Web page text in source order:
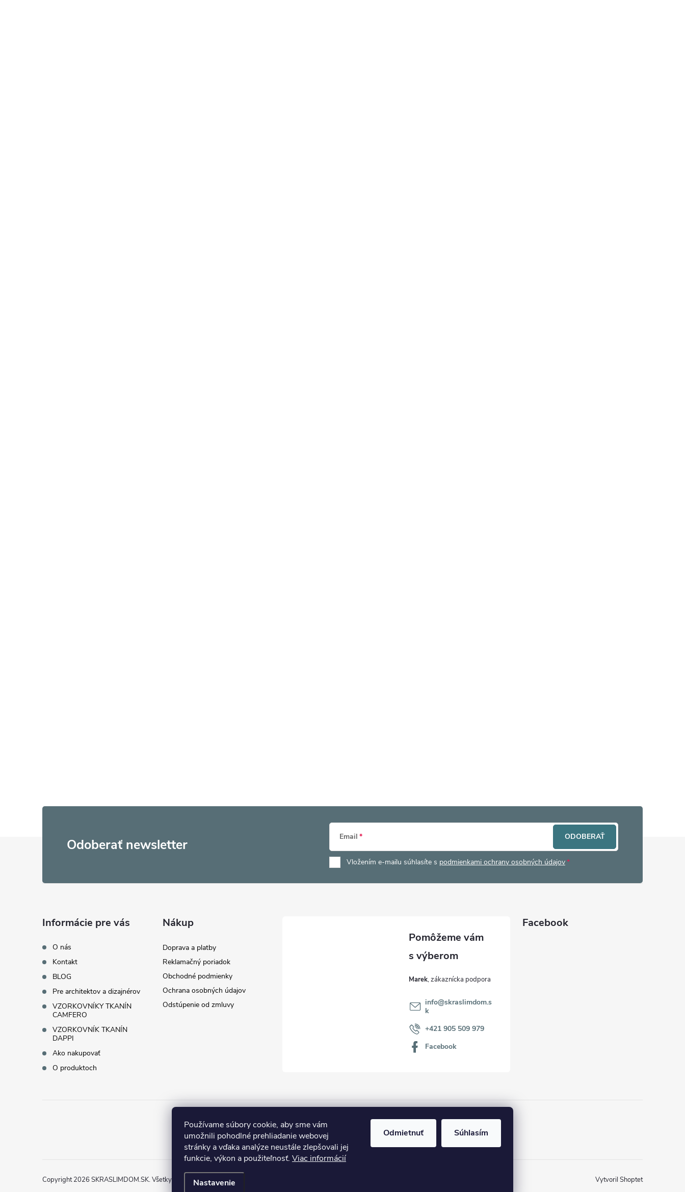
Používame súbory cookie, aby sme vám
umožnili pohodlné prehliadanie webovej
stránky a vďaka analýze neustále zlepšovali jej
funkcie, výkon a použiteľnosť. Viac informácií
Nastavenie
Odmietnuť Súhlasím
Odoberať newsletter Email
Vložením e-mailu súhlasíte s podmienkami ochrany osobných údajov
ODOBERAŤ
Informácie pre vás
O nás
Kontakt
BLOG
Pre architektov a dizajnérov
VZORKOVNÍKY TKANÍN
CAMFERO
VZORKOVNÍK TKANÍN
DAPPI
Ako nakupovať
O produktoch
Nákup
Doprava a platby
Reklamačný poriadok
Obchodné podmienky
Ochrana osobných údajov
Odstúpenie od zmluvy
Marek
info@skraslimdom.s
k
+421 905 509 979
Facebook
Facebook
Vytvoril Shoptet
Copyright 2026 SKRASLIMDOM.SK. Všetky práva vyhradené.